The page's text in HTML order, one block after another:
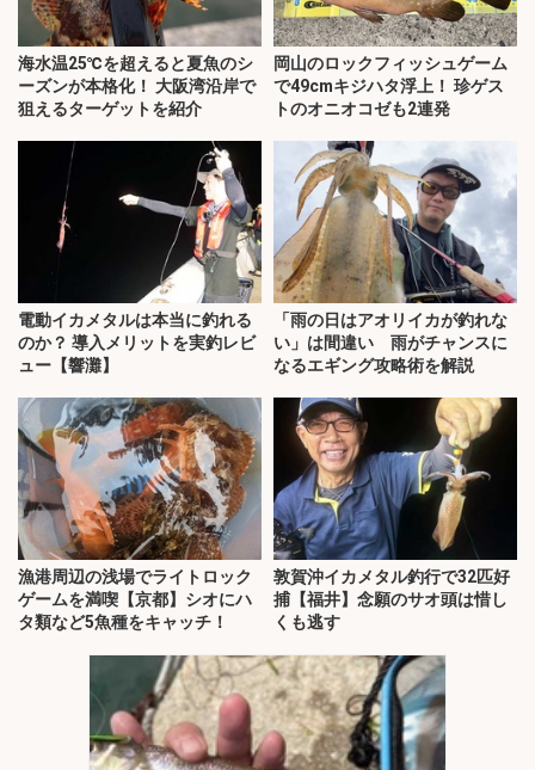
海水温25℃を超えると夏魚のシ
ーズンが本格化！ 大阪湾沿岸で
狙えるターゲットを紹介
岡山のロックフィッシュゲーム
で49cmキジハタ浮上！ 珍ゲス
トのオニオコゼも2連発
電動イカメタルは本当に釣れる
のか？ 導入メリットを実釣レビ
ュー【響灘】
「雨の日はアオリイカが釣れな
い」は間違い 雨がチャンスに
なるエギング攻略術を解説
漁港周辺の浅場でライトロック
ゲームを満喫【京都】シオにハ
タ類など5魚種をキャッチ！
敦賀沖イカメタル釣行で32匹好
捕【福井】念願のサオ頭は惜し
くも逃す